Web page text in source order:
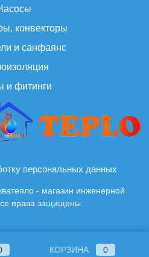
конвекторы
и санфаянс
и фитинги
персональных данных
- магазин инженерной
права защищены.
КОРЗИНА 0